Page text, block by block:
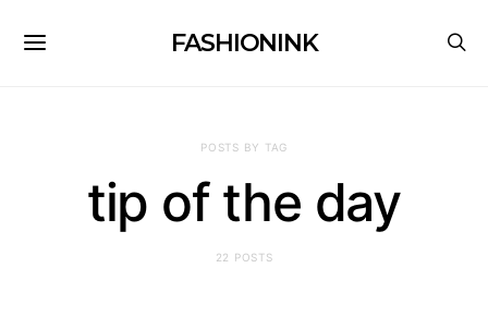
FASHIONINK
POSTS BY TAG
tip of the day
22 POSTS